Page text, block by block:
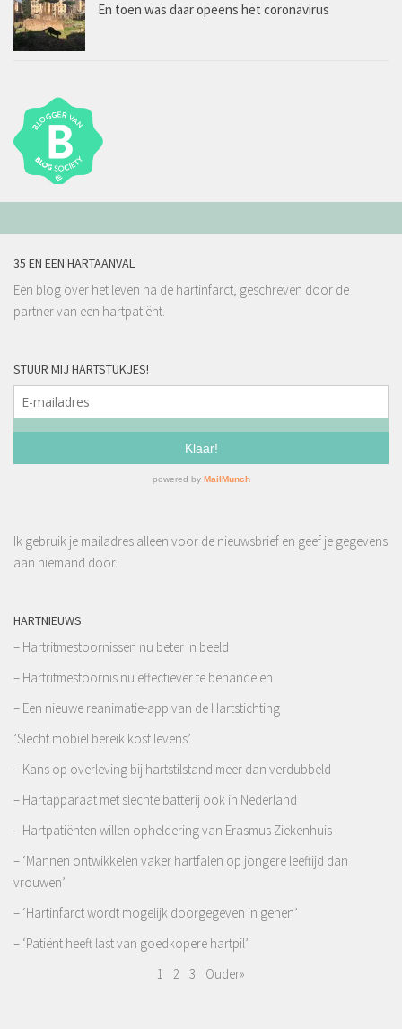
En toen was daar opeens het coronavirus
35 EN EEN HARTAANVAL
Een blog over het leven na de hartinfarct, geschreven door de
partner van een hartpatiënt.
STUUR MIJ HARTSTUKJES!
Ik gebruik je mailadres alleen voor de nieuwsbrief en geef je gegevens
aan niemand door.
HARTNIEUWS
– Hartritmestoornissen nu beter in beeld
– Hartritmestoornis nu effectiever te behandelen
– Een nieuwe reanimatie-app van de Hartstichting
’Slecht mobiel bereik kost levens’
– Kans op overleving bij hartstilstand meer dan verdubbeld
– Hartapparaat met slechte batterij ook in Nederland
– Hartpatiënten willen opheldering van Erasmus Ziekenhuis
– ‘Mannen ontwikkelen vaker hartfalen op jongere leeftijd dan
vrouwen’
– ‘Hartinfarct wordt mogelijk doorgegeven in genen’
– ‘Patiënt heeft last van goedkopere hartpil’
1
2 3 Ouder»